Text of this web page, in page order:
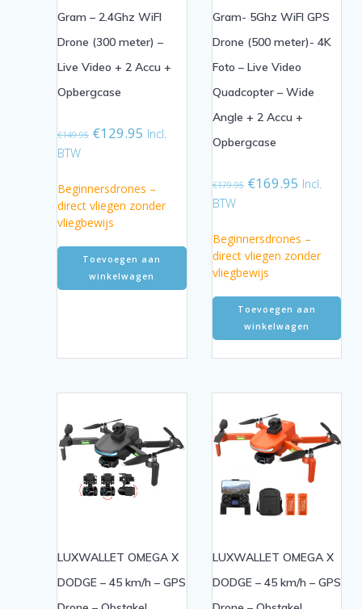
Gram – 2.4Ghz WiFI
Drone (300 meter) –
Live Video + 2 Accu +
Opbergcase
€149.95 Oorspronkelijke
€149.95.
€129.95 Huidige
€129.95.
Incl.
BTW
Beginnersdrones –
direct vliegen zonder
vliegbewijs
Toevoegen aan
winkelwagen
Gram- 5Ghz WiFI GPS
Drone (500 meter)- 4K
Foto – Live Video
Quadcopter – Wide
Angle + 2 Accu +
Opbergcase
€179.95 Oorspronkelijke
€179.95.
€169.95 Huidige
€169.95.
Incl.
BTW
Beginnersdrones –
direct vliegen zonder
vliegbewijs
Toevoegen aan
winkelwagen
LUXWALLET OMEGA X
DODGE – 45 km/h – GPS
LUXWALLET OMEGA X
DODGE – 45 km/h – GPS